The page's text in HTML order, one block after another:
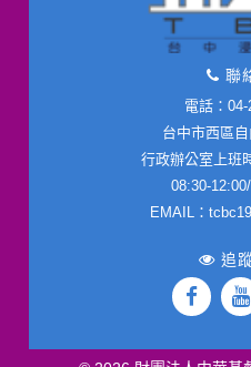
聯
電話：
台中市西區
行政辦公室上班
08:30-
EMAIL：
追